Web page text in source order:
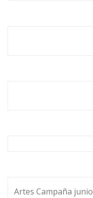
Artes Campaña